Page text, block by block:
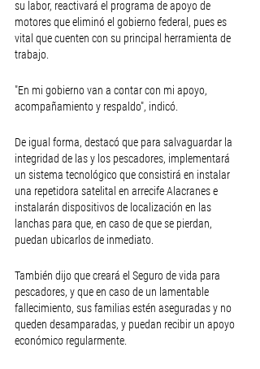
su labor, reactivará el programa de apoyo de
motores que eliminó el gobierno federal, pues es
vital que cuenten con su principal herramienta de
trabajo.
"En mi gobierno van a contar con mi apoyo,
acompañamiento y respaldo", indicó.
De igual forma, destacó que para salvaguardar la
integridad de las y los pescadores, implementará
un sistema tecnológico que consistirá en instalar
una repetidora satelital en arrecife Alacranes e
instalarán dispositivos de localización en las
lanchas para que, en caso de que se pierdan,
puedan ubicarlos de inmediato.
También dijo que creará el Seguro de vida para
pescadores, y que en caso de un lamentable
fallecimiento, sus familias estén aseguradas y no
queden desamparadas, y puedan recibir un apoyo
económico regularmente.